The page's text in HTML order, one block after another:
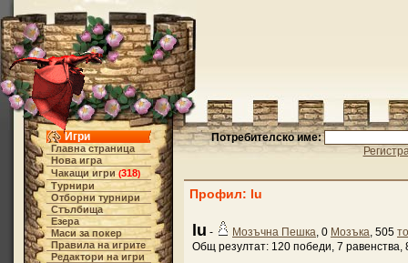
Игри
Главна страница
Нова игра
Чакащи игри (318)
Турнири
Отборни турнири
Стълбища
Езера
Маси за покер
Правила на игрите
Редактори на игри
Потребителско име:
Профил: lu
lu - Мозъчна Пешка, 0 Мозъка, 505
Общ резултат: 120 победи, 7 равенства,